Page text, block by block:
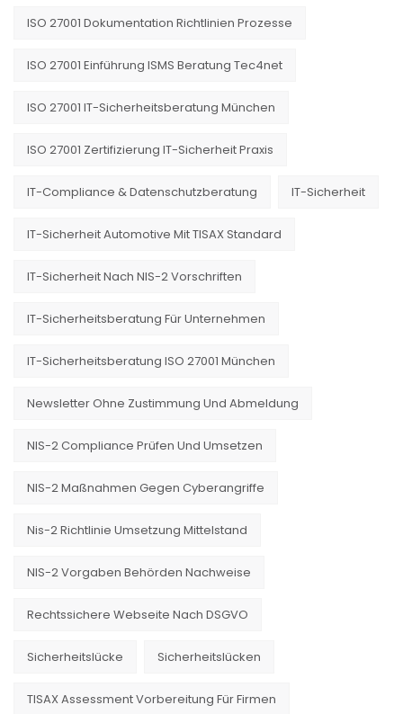
ISO 27001 Dokumentation Richtlinien Prozesse
ISO 27001 Einführung ISMS Beratung Tec4net
ISO 27001 IT-Sicherheitsberatung München
ISO 27001 Zertifizierung IT-Sicherheit Praxis
IT-Compliance & Datenschutzberatung IT-Sicherheit
IT-Sicherheit Automotive Mit TISAX Standard
IT-Sicherheit Nach NIS-2 Vorschriften
IT-Sicherheitsberatung Für Unternehmen
IT-Sicherheitsberatung ISO 27001 München
Newsletter Ohne Zustimmung Und Abmeldung
NIS-2 Compliance Prüfen Und Umsetzen
NIS-2 Maßnahmen Gegen Cyberangriffe
Nis-2 Richtlinie Umsetzung Mittelstand
NIS-2 Vorgaben Behörden Nachweise
Rechtssichere Webseite Nach DSGVO
Sicherheitslücke Sicherheitslücken
TISAX Assessment Vorbereitung Für Firmen